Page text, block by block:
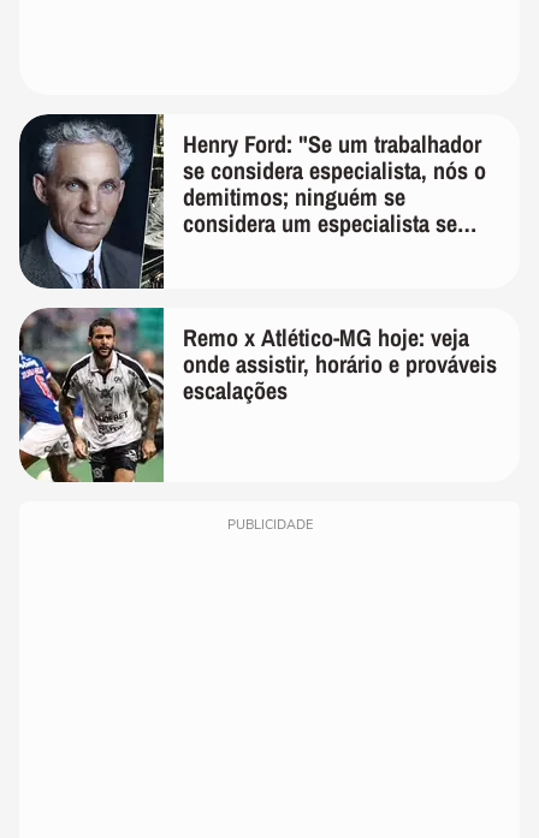
Henry Ford: "Se um trabalhador
se considera especialista, nós o
demitimos; ninguém se
considera um especialista se
Remo x Atlético-MG hoje: veja
onde assistir, horário e prováveis
escalações
PUBLICIDADE